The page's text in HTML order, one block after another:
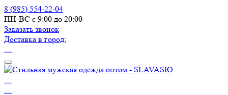
8 (985) 554-22-04
ПН-ВС с 9:00 до 20:00
Заказать звонок
Доставка в город:
…
…
…